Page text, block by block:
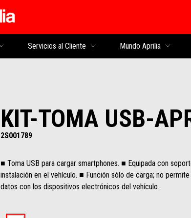
Servicios al Cliente Mundo Aprilia
KIT-TOMA USB-
2S001789
■ Toma USB para cargar smartphones. ■ Equipada con
instalación en el vehículo. ■ Función sólo de carga; no
datos con los dispositivos electrónicos del vehículo.